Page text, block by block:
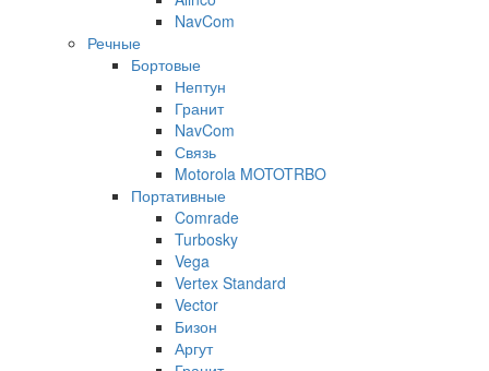
NavCom
Речные
Бортовые
Нептун
Гранит
NavCom
Связь
Motorola MOTOTRBO
Портативные
Comrade
Turbosky
Vega
Vertex Standard
Vector
Бизон
Аргут